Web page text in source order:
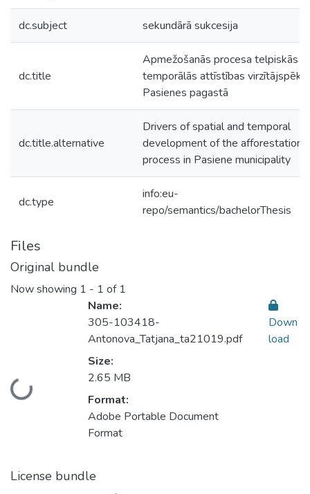
dc.subject sekundārā sukcesija
dc.title
Apmežošanās procesa telpiskās
temporālās attīstības virzītājspēki
Pasienes pagastā
dc.title.alternative
Drivers of spatial and temporal
development of the afforestation
process in Pasiene municipality
dc.type
info:eu-
repo/semantics/bachelorThesis
Files
Original bundle
Now showing 1 - 1 of 1
Loading...
Name:
305-103418-
Antonova_Tatjana_ta21019.pdf
Size:
2.65 MB
Format:
Adobe Portable Document
Format
Down
load
License bundle